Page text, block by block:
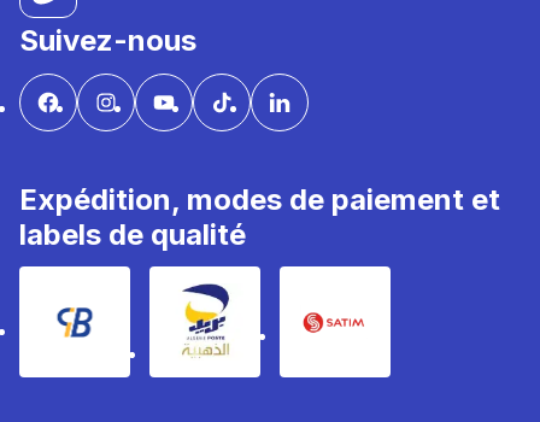
Suivez-nous
Expédition, modes de paiement et
labels de qualité